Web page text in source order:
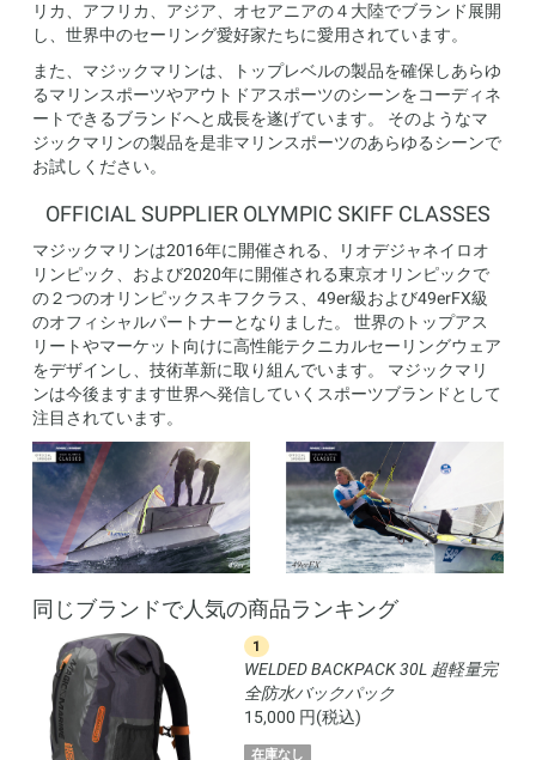
リカ、アフリカ、アジア、オセアニアの４大陸でブランド展開
し、世界中のセーリング愛好家たちに愛用されています。
また、マジックマリンは、トップレベルの製品を確保しあらゆ
るマリンスポーツやアウトドアスポーツのシーンをコーディネ
ートできるブランドへと成長を遂げています。 そのようなマ
ジックマリンの製品を是非マリンスポーツのあらゆるシーンで
お試しください。
OFFICIAL SUPPLIER OLYMPIC SKIFF CLASSES
マジックマリンは2016年に開催される、リオデジャネイロオ
リンピック、および2020年に開催される東京オリンピックで
の２つのオリンピックスキフクラス、49er級および49erFX級
のオフィシャルパートナーとなりました。 世界のトップアス
リートやマーケット向けに高性能テクニカルセーリングウェア
をデザインし、技術革新に取り組んでいます。 マジックマリ
ンは今後ますます世界へ発信していくスポーツブランドとして
注目されています。
同じブランドで人気の商品ランキング
1
WELDED BACKPACK 30L 超軽量完
全防水バックパック
15,000 円(税込)
在庫なし